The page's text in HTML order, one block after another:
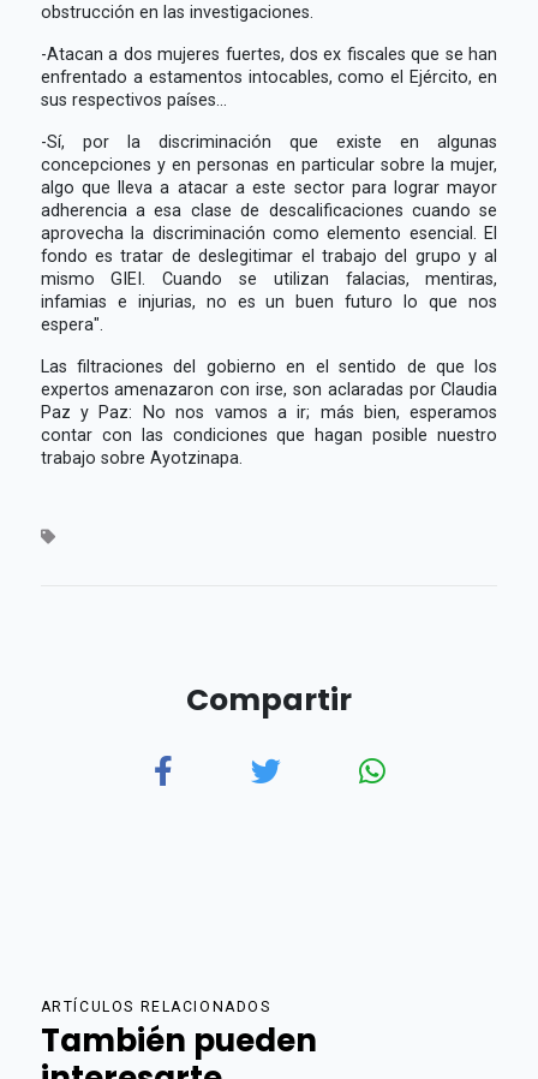
obstrucción en las investigaciones.
-Atacan a dos mujeres fuertes, dos ex fiscales que se han
enfrentado a estamentos intocables, como el Ejército, en
sus respectivos países...
-Sí, por la discriminación que existe en algunas
concepciones y en personas en particular sobre la mujer,
algo que lleva a atacar a este sector para lograr mayor
adherencia a esa clase de descalificaciones cuando se
aprovecha la discriminación como elemento esencial. El
fondo es tratar de deslegitimar el trabajo del grupo y al
mismo GIEI. Cuando se utilizan falacias, mentiras,
infamias e injurias, no es un buen futuro lo que nos
espera".
Las filtraciones del gobierno en el sentido de que los
expertos amenazaron con irse, son aclaradas por Claudia
Paz y Paz: No nos vamos a ir; más bien, esperamos
contar con las condiciones que hagan posible nuestro
trabajo sobre Ayotzinapa.
Compartir
ARTÍCULOS RELACIONADOS
También pueden